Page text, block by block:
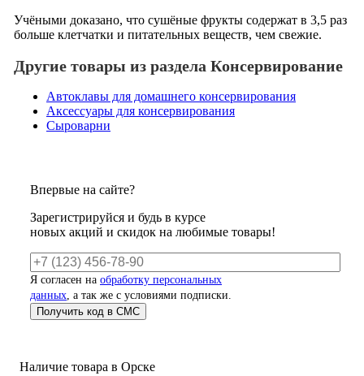
Учёными доказано, что сушёные фрукты содержат в 3,5 раз
больше клетчатки и питательных веществ, чем свежие.
Другие товары из раздела Консервирование
Автоклавы для домашнего консервирования
Аксессуары для консервирования
Сыроварни
Впервые на сайте?
Зарегистрируйся и будь в курсе
новых акций и скидок на любимые товары!
Я согласен на обработку персональных
данных, а так же с условиями подписки.
Наличие товара в Орске